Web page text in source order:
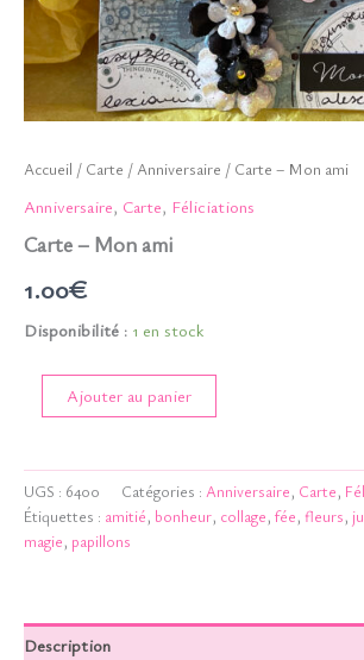
Accueil / Carte /Anniversaire / Carte – Mon ami
Anniversaire, Carte, Féliciations
Carte – Mon ami
1.00€
Disponibilité : 1 en stock
ami
Ajouter au panier
UGS : 6400 Catégories : Anniversaire, Carte,
Étiquettes : amitié, bonheur, collage, fée, fleurs,
magie, papillons
Description